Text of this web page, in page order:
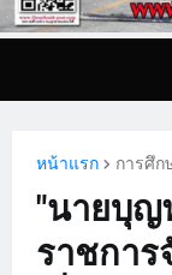
หน้าแรก การศึก
"นายบุญ
ราชการ